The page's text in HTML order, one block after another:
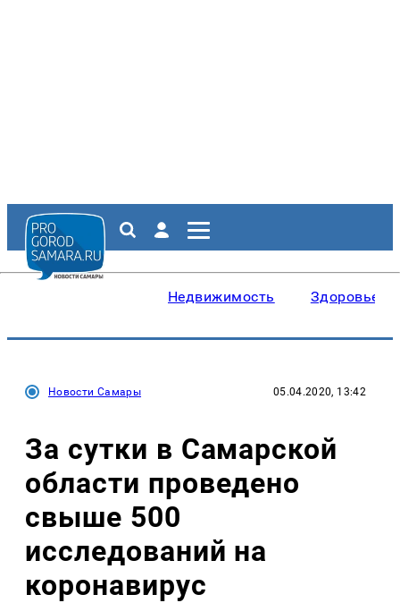
Недвижимость Здоровье
Новости Самары 05.04.2020, 13:42
За сутки в Самарской
области проведено
свыше 500
исследований на
коронавирус